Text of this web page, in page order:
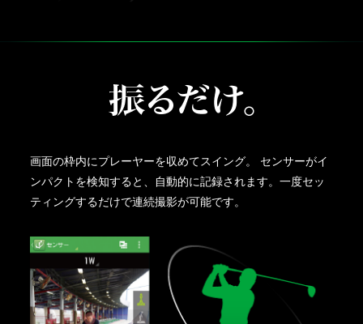
画面の枠内にプレーヤーを収めてスイング。 センサーがイ
ンパクトを検知すると、自動的に記録されます。一度セッ
ティングするだけで連続撮影が可能です。